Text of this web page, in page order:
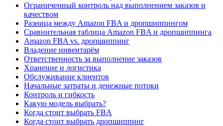
Ограниченный контроль над выполнением заказов и
качеством
Разница между Amazon FBA и дропшиппингом
Сравнительная таблица Amazon FBA и дропшиппинга
Amazon FBA vs. дропшиппинг
Владение инвентарём
Ответственность за выполнение заказов
Хранение и логистика
Обслуживание клиентов
Начальные затраты и денежные потоки
Контроль и гибкость
Какую модель выбрать?
Когда стоит выбрать FBA
Когда стоит выбрать дропшиппинг